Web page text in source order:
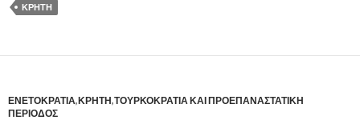
ΚΡΗΤΗ
ΕΝΕΤΟΚΡΑΤΙΑ,ΚΡΗΤΗ,ΤΟΥΡΚΟΚΡΑΤΙΑ ΚΑΙ ΠΡΟΕΠΑΝΑΣΤΑΤΙΚΗ
ΠΕΡΙΟΔΟΣ